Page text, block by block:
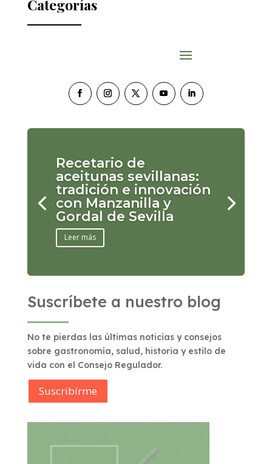
Categorías
Recetario de
aceitunas sevillanas:
tradición e innovación
con Manzanilla y
Gordal de Sevilla
Leer más
Suscríbete a nuestro blog
No te pierdas las últimas noticias y consejos
sobre gastronomía, salud, historia y estilo de
vida con el Consejo Regulador.
Suscribírme